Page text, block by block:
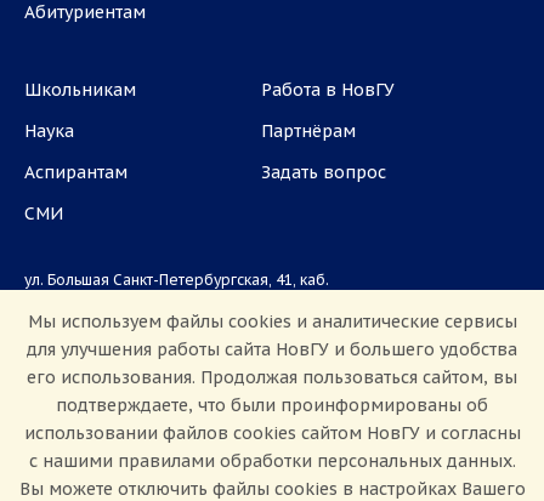
Абитуриентам
Школьникам
Наука
Аспирантам
СМИ
Работа в НовГУ
Партнёрам
Задать вопрос
ул. Большая Санкт-Петербургская, 41, каб.
Приемная комиссия: +7(8162)33-20-44
Мы используем файлы cookies и аналитические сервисы
для улучшения работы сайта НовГУ и большего удобства
его использования. Продолжая пользоваться сайтом, вы
подтверждаете, что были проинформированы об
использовании файлов cookies сайтом НовГУ и согласны
с нашими правилами обработки персональных данных.
Вы можете отключить файлы cookies в настройках Вашего